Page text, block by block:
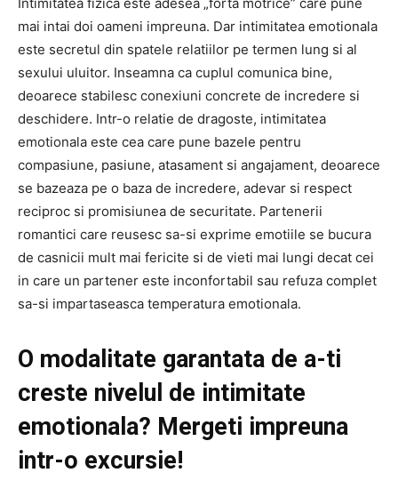
mai intai doi oameni impreuna. Dar intimitatea emotionala
este secretul din spatele relatiilor pe termen lung si al
sexului uluitor. Inseamna ca cuplul comunica bine,
deoarece stabilesc conexiuni concrete de incredere si
deschidere. Intr-o relatie de dragoste, intimitatea
emotionala este cea care pune bazele pentru
compasiune, pasiune, atasament si angajament, deoarece
se bazeaza pe o baza de incredere, adevar si respect
reciproc si promisiunea de securitate. Partenerii
romantici care reusesc sa-si exprime emotiile se bucura
de casnicii mult mai fericite si de vieti mai lungi decat cei
in care un partener este inconfortabil sau refuza complet
sa-si impartaseasca temperatura emotionala.
O modalitate garantata de a-ti
creste nivelul de intimitate
emotionala? Mergeti impreuna
intr-o excursie!